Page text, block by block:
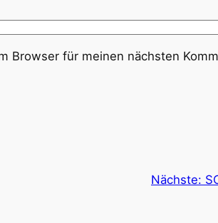
Browser für meinen nächsten
Nächste: